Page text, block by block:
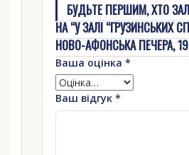
БУДЬТЕ ПЕРШИМ, ХТО
НА “У ЗАЛІ “ГРУЗИНСЬКИХ
НОВО-АФОНСЬКА ПЕЧЕРА,
Ваша оцінка *
Ваш відгук *